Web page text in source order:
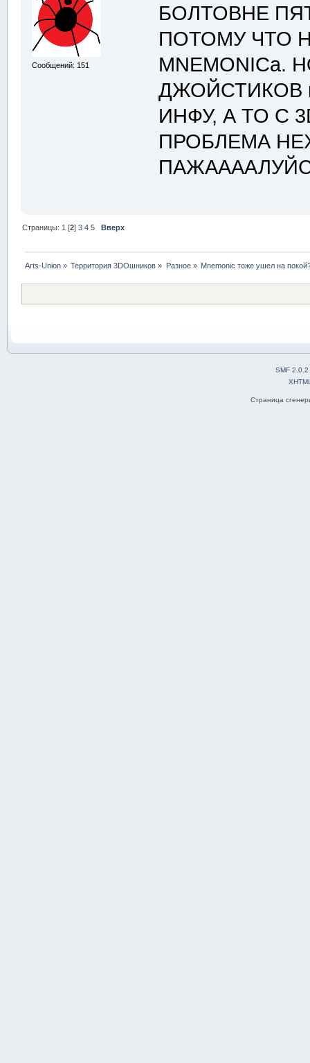
Сообщений: 151
БОЛТОВНЕ
ПОТОМУ ЧТО
ДЖОЙСТИКОВ
ИНФУ, А ТО С
ПРОБЛЕМА
Страницы: 1 [2]3 4 5 Вверх
Arts-Union » Территория 3DOшников » Разное» Mnemonic тоже ушел на
SMF 2.0.2
Страница